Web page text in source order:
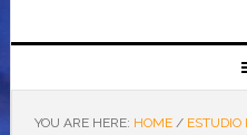
YOU ARE HERE: HOME / ESTUDIO